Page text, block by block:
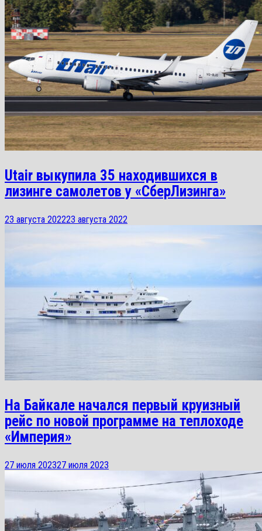
Utair выкупила 35 находившихся в
лизинге самолетов у «СберЛизинга»
23 августа 202223 августа 2022
На Байкале начался первый круизный
рейс по новой программе на теплоходе
«Империя»
27 июля 202327 июля 2023